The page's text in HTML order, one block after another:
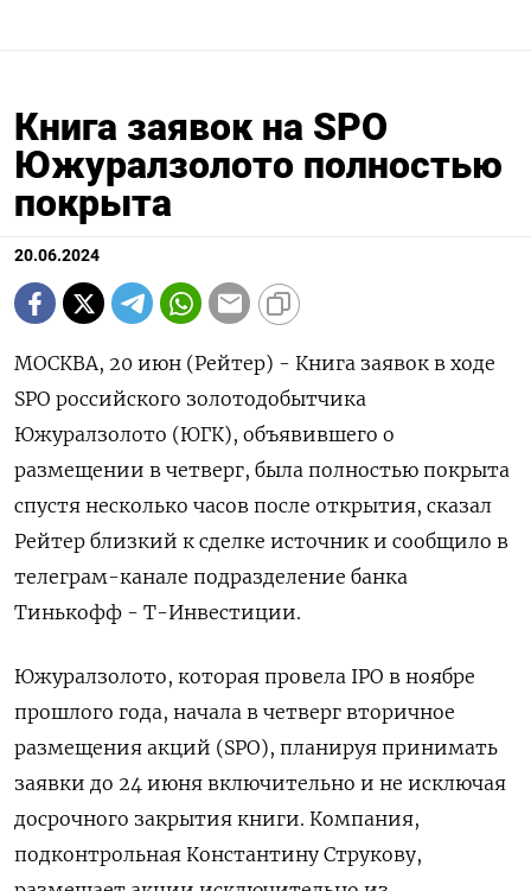
Книга заявок на SPO
Южуралзолото полностью
покрыта
20.06.2024
МОСКВА, 20 июн (Рейтер) - Книга заявок в ходе
SPO российского золотодобытчика
Южуралзолото (ЮГК), объявившего о
размещении в четверг, была полностью покрыта
спустя несколько часов после открытия, сказал
Рейтер близкий к сделке источник и сообщило в
телеграм-канале подразделение банка
Тинькофф - Т-Инвестиции.
Южуралзолото, которая провела IPO в ноябре
прошлого года, начала в четверг вторичное
размещения акций (SPO), планируя принимать
заявки до 24 июня включительно и не исключая
досрочного закрытия книги. Компания,
подконтрольная Константину Струкову,